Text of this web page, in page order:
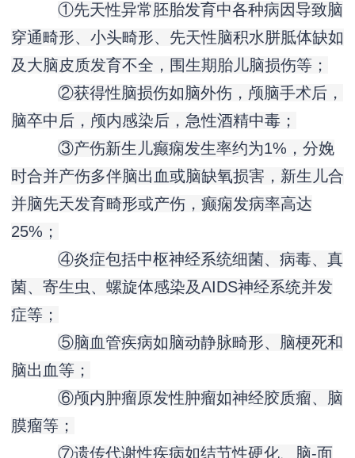
①先天性异常胚胎发育中各种病因导致脑
穿通畸形、小头畸形、先天性脑积水胼胝体缺如
及大脑皮质发育不全，围生期胎儿脑损伤等；
②获得性脑损伤如脑外伤，颅脑手术后，
脑卒中后，颅内感染后，急性酒精中毒；
③产伤新生儿癫痫发生率约为1%，分娩
时合并产伤多伴脑出血或脑缺氧损害，新生儿合
并脑先天发育畸形或产伤，癫痫发病率高达
25%；
④炎症包括中枢神经系统细菌、病毒、真
菌、寄生虫、螺旋体感染及AIDS神经系统并发
症等；
⑤脑血管疾病如脑动静脉畸形、脑梗死和
脑出血等；
⑥颅内肿瘤原发性肿瘤如神经胶质瘤、脑
膜瘤等；
⑦遗传代谢性疾病如结节性硬化、脑-面